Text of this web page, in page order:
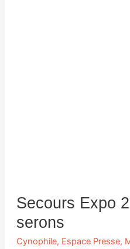
Secours Expo
serons
Cynophile, Espace Presse,